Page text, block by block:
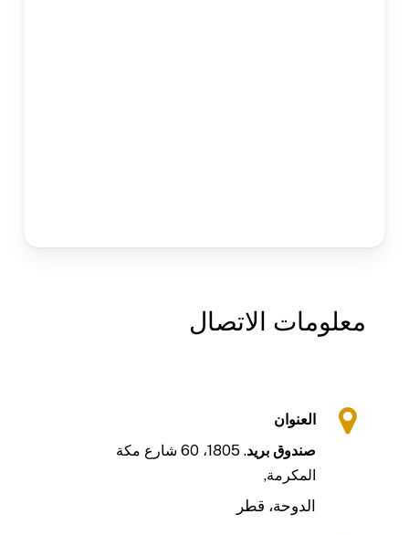
معلومات الاتصال
العنوان
صندوق بريد
. 1805، 60 شارع مكة
المكرمة,
الدوحة، قطر